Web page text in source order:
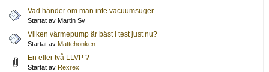
Vad händer om man inte vacuumsuger
Startat av Martin Sv
Vilken värmepump är bäst i test just nu?
Startat av Mattehonken
En eller två LLVP ?
Startat av Rexrex